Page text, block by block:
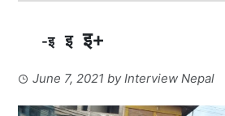
-इ इ इ+
June 7, 2021 byInterview Nepal